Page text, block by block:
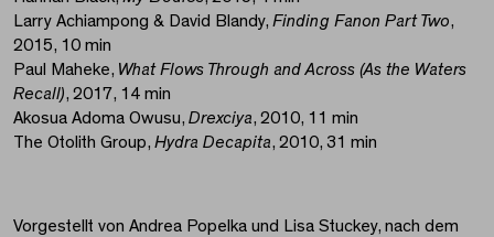
Larry Achiampong & David Blandy, Finding Fanon Part Two,
2015, 10 min
Paul Maheke, What Flows Through and Across (As the Waters
Recall), 2017, 14 min
Akosua Adoma Owusu, Drexciya, 2010, 11 min
The Otolith Group, Hydra Decapita, 2010, 31 min
Vorgestellt von Andrea Popelka und Lisa Stuckey, nach dem